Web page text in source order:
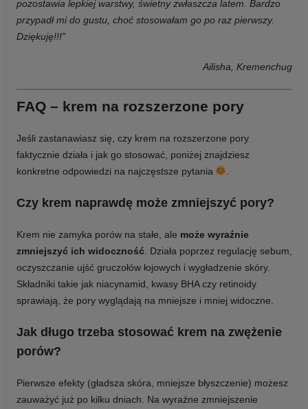
pozostawia lepkiej warstwy, świetny zwłaszcza latem. Bardzo
przypadł mi do gustu, choć stosowałam go po raz pierwszy.
Dziękuję!!!”
Ailisha, Kremenchug
FAQ – krem na rozszerzone pory
Jeśli zastanawiasz się, czy krem na rozszerzone pory
faktycznie działa i jak go stosować, poniżej znajdziesz
konkretne odpowiedzi na najczęstsze pytania
Czy krem naprawdę może zmniejszyć pory?
Krem nie zamyka porów na stałe, ale może wyraźnie
zmniejszyć ich widoczność. Działa poprzez regulację sebum,
oczyszczanie ujść gruczołów łojowych i wygładzenie skóry.
Składniki takie jak niacynamid, kwasy BHA czy retinoidy
sprawiają, że pory wyglądają na mniejsze i mniej widoczne.
Jak długo trzeba stosować krem na zwężenie
porów?
Pierwsze efekty (gładsza skóra, mniejsze błyszczenie) możesz
zauważyć już po kilku dniach. Na wyraźne zmniejszenie